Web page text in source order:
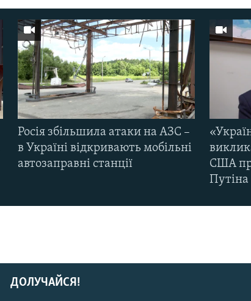
Росія збільшила атаки на АЗС –
в Україні відкривають мобільні
автозаправні станції
США
Путіна
ДОЛУЧАЙСЯ!